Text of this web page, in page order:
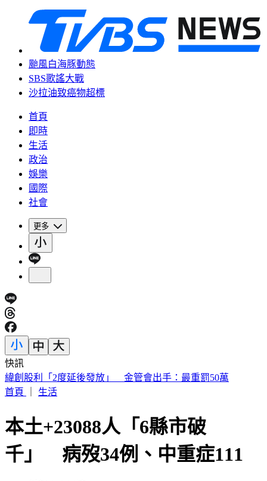
颱風白海豚動態
SBS歌謠大戰
沙拉油致癌物超標
首頁
即時
生活
政治
娛樂
國際
社會
更多
快訊
砍Gmail神功能 2027年起停止支援第三方帳號收寄信
首頁
生活
本土+23088人「6縣市破
千」 病歿34例、中重症111